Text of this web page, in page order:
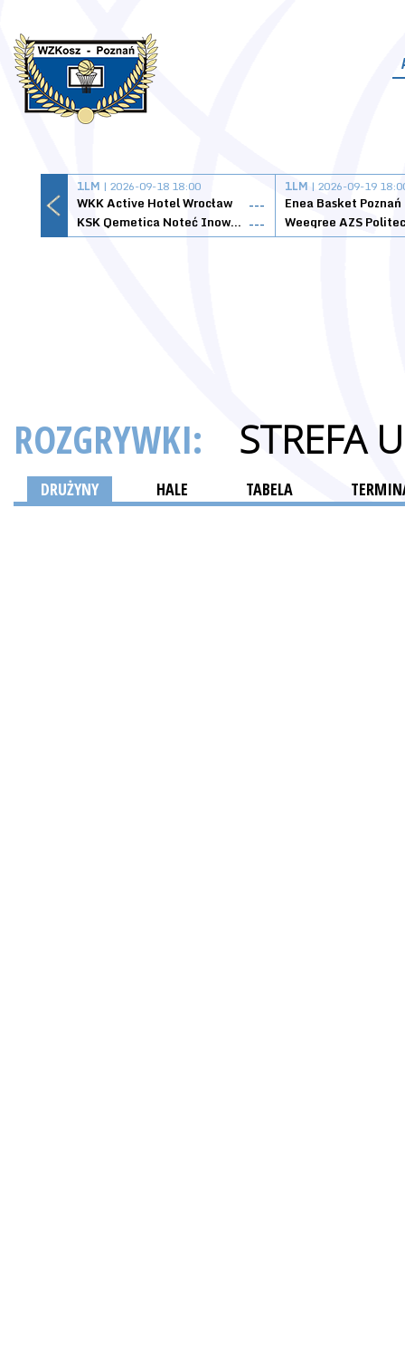
1LM | 2026-09-18 18:00
WKK Active Hotel Wrocław
---
KSK Qemetica Noteć Inowrocław ---
1LM | 2026-09-19
Enea Basket Poznań
ROZGRYWKI: STREFA
DRUŻYNY HALE TABELA